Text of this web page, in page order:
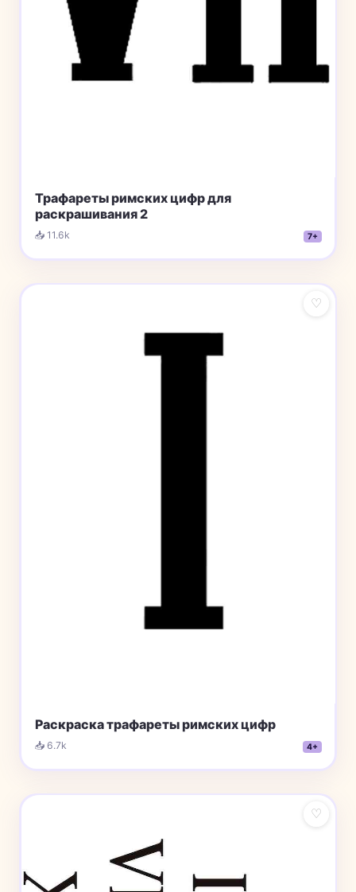
Трафареты римских цифр для
раскрашивания 2
📥 11.6k 7+
♡
Раскраска трафареты римских цифр
📥 6.7k 4+
♡